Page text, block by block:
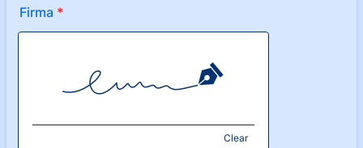
Firma *
Clear